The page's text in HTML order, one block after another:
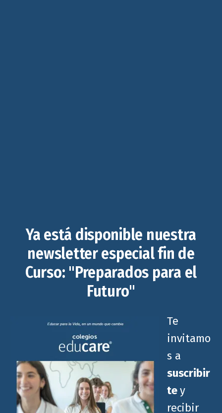
Ya está disponible nuestra
newsletter especial fin de
Curso: "Preparados para el
Futuro"
Te
invitamo
s a
suscribir
tey
recibir